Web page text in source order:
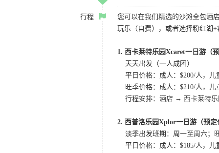
行程
您可以在我们精选的沙滩全包酒
玩乐（自费），或者选择粉红湖
1. 西卡莱特乐园Xcaret一日游（
天天出发（一人成团）
平日价格：成人：$200/人，儿
旺季价格：成人：$210/人，儿
行程安排：酒店 → 西卡莱特乐
2. 西普洛乐园Xplor一日游（预
淡季出发班期：周一至周六；
平日价格：成人：$185/人，儿